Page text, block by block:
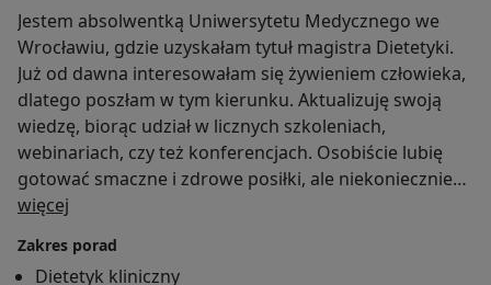
Jestem absolwentką Uniwersytetu Medycznego we
Wrocławiu, gdzie uzyskałam tytuł magistra Dietetyki.
Już od dawna interesowałam się żywieniem człowieka,
dlatego poszłam w tym kierunku. Aktualizuję swoją
wiedzę, biorąc udział w licznych szkoleniach,
webinariach, czy też konferencjach. Osobiście lubię
gotować smaczne i zdrowe posiłki, ale niekoniecznie
lubię godzinami przesiadywać w kuchni. Tym też
moich pacjentów. Dieta ma być smaczna, zdrowa i w
więcej
Zakres porad
Dietetyk kliniczny